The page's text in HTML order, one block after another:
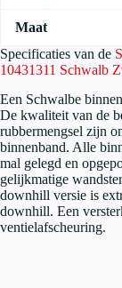
Specificaties van de
10431311 Schwalb
Een Schwalbe
De kwaliteit van de
rubbermengsel zijn
binnenband. Alle
mal gelegd en
gelijkmatige
downhill versie is
downhill. Een
ventielafscheuring.
Maat